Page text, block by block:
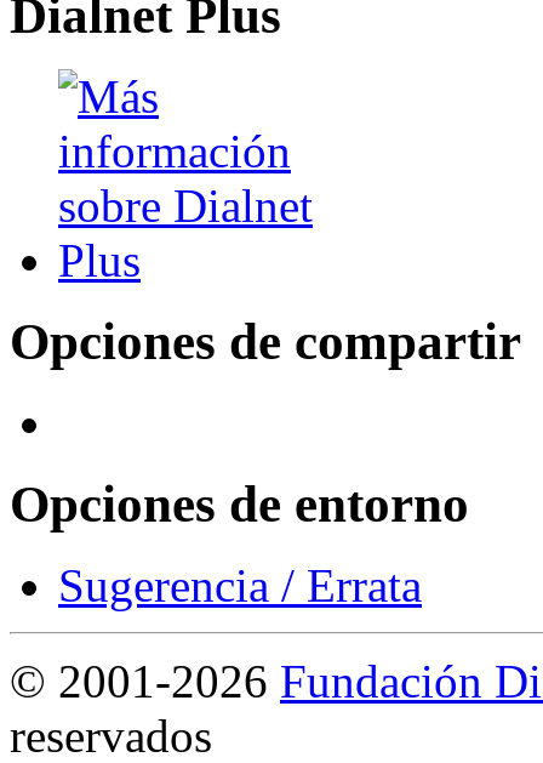
Dialnet Plus
Opciones de compartir
Opciones de entorno
Sugerencia / Errata
© 2001-2026 Fundación
reservados